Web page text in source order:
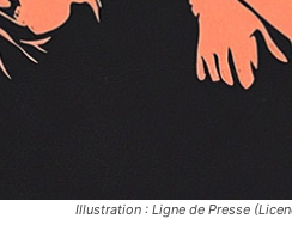
Illustration : Ligne de Presse